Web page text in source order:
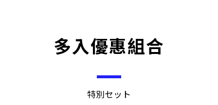
多入優惠組合
特別セット